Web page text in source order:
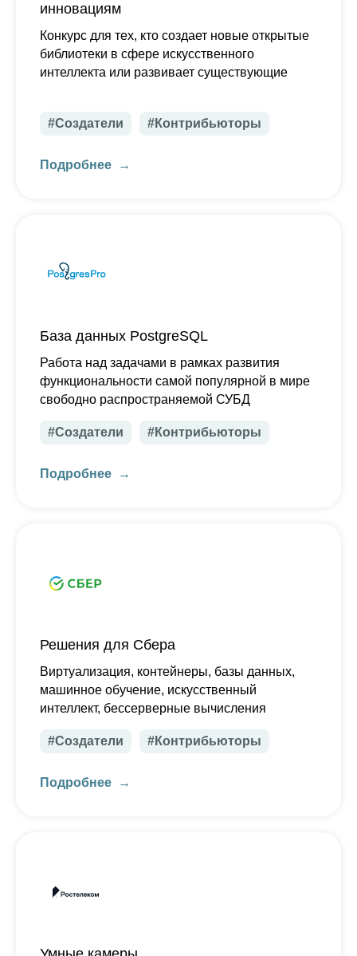
инновациям
Конкурс для тех, кто создает новые открытые
библиотеки в сфере искусственного
интеллекта или развивает существующие
#Создатели #Контрибьюторы
Подробнее
База данных PostgreSQL
Работа над задачами в рамках развития
функциональности самой популярной в мире
свободно распространяемой СУБД
#Создатели #Контрибьюторы
Подробнее
Решения для Сбера
Виртуализация, контейнеры, базы данных,
машинное обучение, искусственный
интеллект, бессерверные вычисления
#Создатели #Контрибьюторы
Подробнее